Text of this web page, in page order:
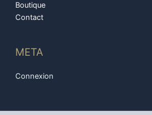
Boutique
Contact
META
Connexion